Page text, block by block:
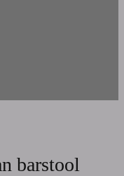
barstool